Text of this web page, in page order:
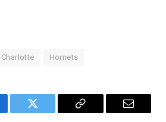
Charlotte Hornets
Twitter Copiar E-